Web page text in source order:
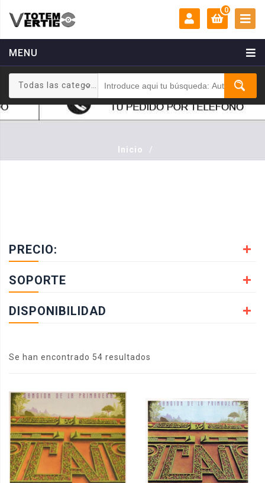
MENU
Todas las categorias
MI CUENTA:
Login
Registrarse
0
0 €
Inicio /
PRECIO:
SOPORTE
DISPONIBILIDAD
Se han encontrado 54 resultados